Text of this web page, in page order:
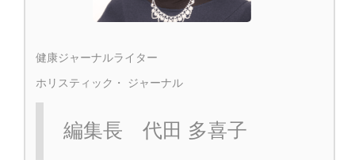
健康ジャーナルライター
ホリスティック・ ジャーナル
編集長 代田 多喜子